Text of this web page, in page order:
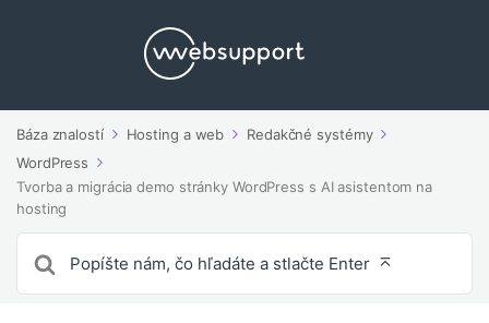
Báza znalostí Hosting a web
Redakčné systémy
WordPress
Tvorba a migrácia demo stránky WordPress s AI asistentom na
hosting
pre